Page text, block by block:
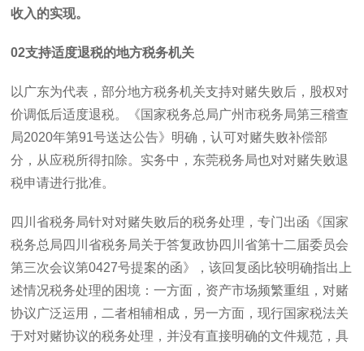
收入的实现。
02支持适度退税的地方税务机关
以广东为代表，部分地方税务机关支持对赌失败后，股权对
价调低后适度退税。《国家税务总局广州市税务局第三稽查
局2020年第91号送达公告》明确，认可对赌失败补偿部
分，从应税所得扣除。实务中，东莞税务局也对对赌失败退
税申请进行批准。
四川省税务局针对对赌失败后的税务处理，专门出函《国家
税务总局四川省税务局关于答复政协四川省第十二届委员会
第三次会议第0427号提案的函》，该回复函比较明确指出上
述情况税务处理的困境：一方面，资产市场频繁重组，对赌
协议广泛运用，二者相辅相成，另一方面，现行国家税法关
于对对赌协议的税务处理，并没有直接明确的文件规范，具